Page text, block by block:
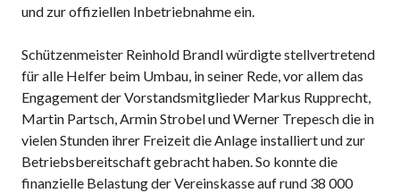
und zur offiziellen Inbetriebnahme ein.
Schützenmeister Reinhold Brandl würdigte stellvertretend
für alle Helfer beim Umbau, in seiner Rede, vor allem das
Engagement der Vorstandsmitglieder Markus Rupprecht,
Martin Partsch, Armin Strobel und Werner Trepesch die in
vielen Stunden ihrer Freizeit die Anlage installiert und zur
Betriebsbereitschaft gebracht haben. So konnte die
finanzielle Belastung der Vereinskasse auf rund 38 000